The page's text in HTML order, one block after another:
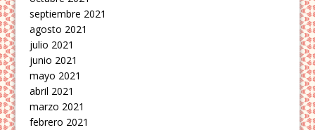
septiembre 2021
agosto 2021
julio 2021
junio 2021
mayo 2021
abril 2021
marzo 2021
febrero 2021